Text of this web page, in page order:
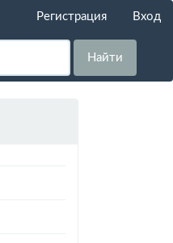
Регистрация Вход
Найти